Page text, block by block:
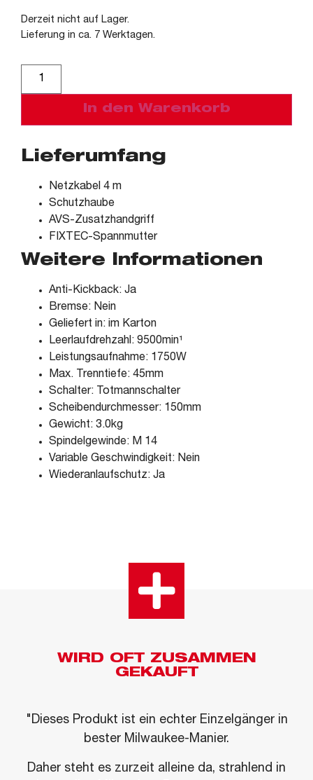
Derzeit nicht auf Lager.
Lieferung in ca. 7 Werktagen.
In den Warenkorb
Lieferumfang
Netzkabel 4 m
Schutzhaube
AVS-Zusatzhandgriff
FIXTEC-Spannmutter
Weitere Informationen
Anti-Kickback: Ja
Bremse: Nein
Geliefert in: im Karton
Leerlaufdrehzahl: 9500min¹
Leistungsaufnahme: 1750W
Max. Trenntiefe: 45mm
Schalter: Totmannschalter
Scheibendurchmesser: 150mm
Gewicht: 3.0kg
Spindelgewinde: M 14
Variable Geschwindigkeit: Nein
Wiederanlaufschutz: Ja
WIRD OFT ZUSAMMEN
GEKAUFT
"Dieses Produkt ist ein echter Einzelgänger in
bester Milwaukee-Manier.
Daher steht es zurzeit alleine da, strahlend in